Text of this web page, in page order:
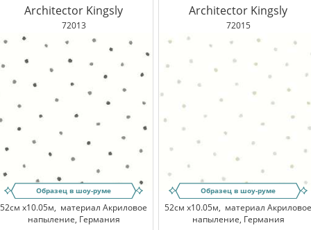
Architector Kingsly
72013
Образец в шоу-руме
52см x10.05м, материал Акриловое
напыление, Германия
Architector Kingsly
72015
Образец в шоу-руме
52см x10.05м, материал Акриловое
напыление, Германия